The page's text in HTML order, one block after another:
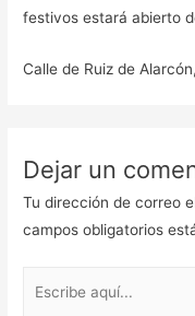
festivos estará abierto
Calle de Ruiz de
Dejar un
Tu dirección de correo
campos obligatorios